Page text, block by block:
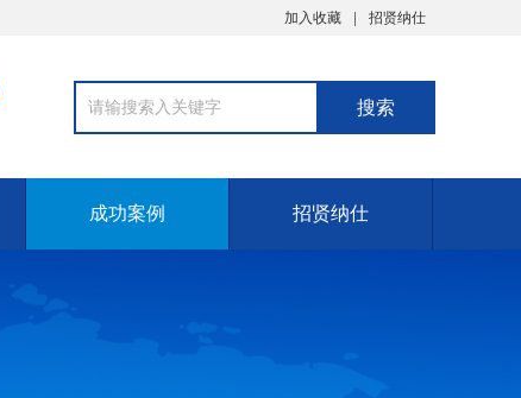
加入收藏 招贤纳仕
成功案例 招贤纳仕